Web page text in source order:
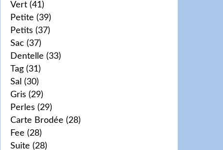
Vert (41)
Petite (39)
Petits (37)
Sac (37)
Dentelle (33)
Tag (31)
Sal (30)
Gris (29)
Perles (29)
Carte Brodée (28)
Fee (28)
Suite (28)